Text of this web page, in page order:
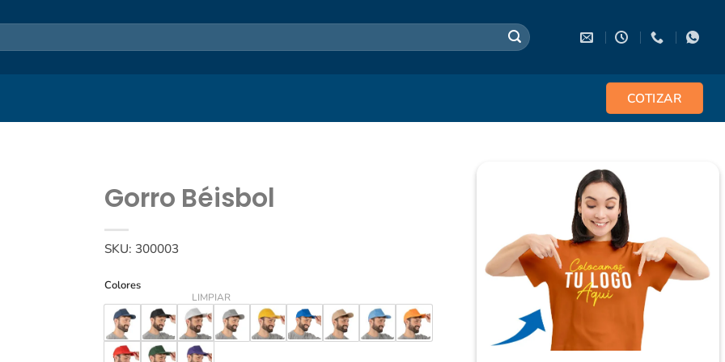
COTIZAR
Gorro Béisbol
SKU: 300003
Colores
LIMPIAR